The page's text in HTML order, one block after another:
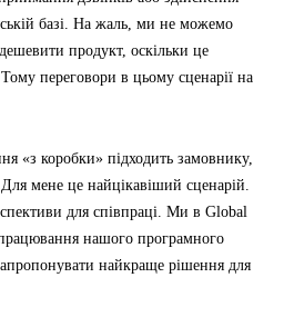
базі. На жаль, ми не можемо
продукт, оскільки це
Тому переговори в цьому сценарії на
«з коробки» підходить замовнику,
мене це найцікавіший сценарій.
для співпраці. Ми в Global
нашого програмного
найкраще рішення для